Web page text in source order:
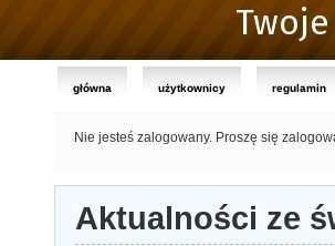
główna użytkownicy regulamin
Nie jesteś zalogowany. Proszę się
Aktualności ze